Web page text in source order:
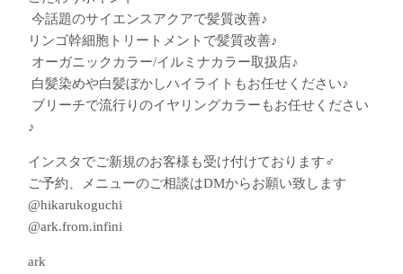
︎ 今話題のサイエンスアクアで髪質改善♪
︎リンゴ幹細胞トリートメントで髪質改善♪
︎ オーガニックカラー/イルミナカラー取扱店♪
︎ 白髪染めや白髪ぼかしハイライトもお任せください♪
︎ ブリーチで流行りのイヤリングカラーもお任せください
♪
インスタでご新規のお客様も受け付けております‍♂️
ご予約、メニューのご相談はDMからお願い致します
@hikarukoguchi
@ark.from.infini
ark